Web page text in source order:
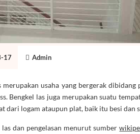
17 Admin
merupakan usaha yang bergerak
Bengkel las juga merupakan suatu
dari logam ataupun plat, baik itu besi dan
las dan pengelasan menurut sumber